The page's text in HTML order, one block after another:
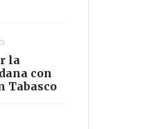
la
con
Tabasco